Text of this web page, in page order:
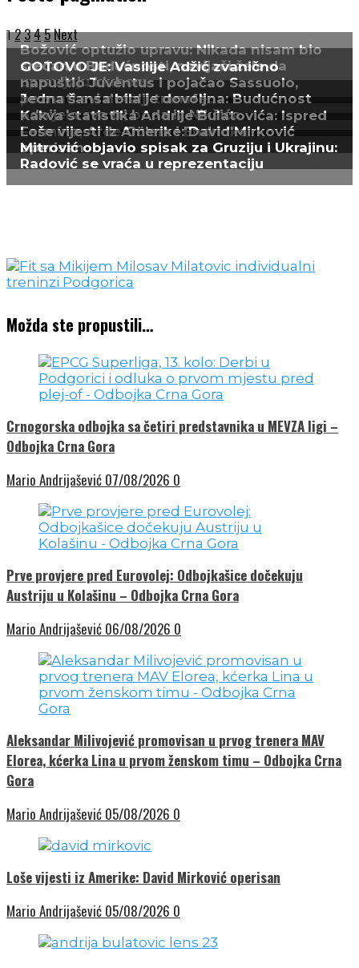
1 2345Next
Možda ste propustili…
Crnogorska odbojka sa četiri predstavnika u MEVZA ligi –
Odbojka Crna Gora
Mario Andrijašević 07/08/2026 0
Prve provjere pred Eurovolej: Odbojkašice dočekuju
Austriju u Kolašinu – Odbojka Crna Gora
Mario Andrijašević 06/08/2026 0
Aleksandar Milivojević promovisan u prvog trenera MAV
Elorea, kćerka Lina u prvom ženskom timu – Odbojka Crna
Gora
Mario Andrijašević 05/08/2026 0
Loše vijesti iz Amerike: David Mirković operisan
Mario Andrijašević 05/08/2026 0